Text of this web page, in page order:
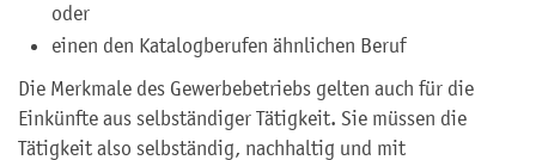
oder
einen den Katalogberufen ähnlichen Beruf
Die Merkmale des Gewerbebetriebs gelten auch für die
Einkünfte aus selbständiger Tätigkeit. Sie müssen die
Tätigkeit also selbständig, nachhaltig und mit